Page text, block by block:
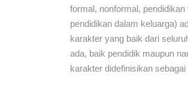
formal, nonformal,
pendidikan dalam keluarga)
karakter yang baik dari
ada, baik pendidik maupun
karakter didefinisikan